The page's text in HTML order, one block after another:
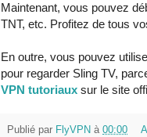
Maintenant, vous pouvez
TNT, etc. Profitez de tous
En outre, vous pouvez
pour regarder Sling TV,
VPN tutoriaux sur le site
Publié par FlyVPN à 00:00